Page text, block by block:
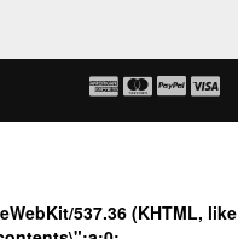
537.36 (KHTML, like